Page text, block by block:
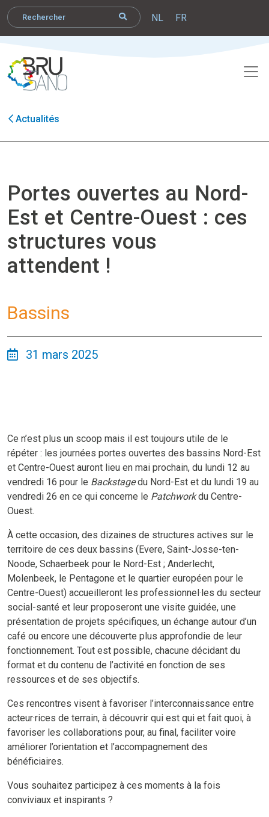
NL FR
Actualités
Portes ouvertes au Nord-
Est et Centre-Ouest : ces
structures vous
attendent !
Bassins
31 mars 2025
Ce n’est plus un scoop mais il est toujours utile de le
répéter : les journées portes ouvertes des bassins Nord-Est
et Centre-Ouest auront lieu en mai prochain, du lundi 12 au
vendredi 16 pour le Backstagedu Nord-Est et du lundi 19 au
vendredi 26 en ce qui concerne le Patchworkdu Centre-
Ouest.
À cette occasion, des dizaines de structures actives sur le
territoire de ces deux bassins (Evere, Saint-Josse-ten-
Noode, Schaerbeek pour le Nord-Est ; Anderlecht,
Molenbeek, le Pentagone et le quartier européen pour le
Centre-Ouest) accueilleront les professionnel·les du secteur
social-santé et leur proposeront une visite guidée, une
présentation de projets spécifiques, un échange autour d’un
café ou encore une découverte plus approfondie de leur
fonctionnement. Tout est possible, chacune décidant du
format et du contenu de l’activité en fonction de ses
ressources et de ses objectifs.
Ces rencontres visent à favoriser l’interconnaissance entre
acteur·rices de terrain, à découvrir qui est qui et fait quoi, à
favoriser les collaborations pour, au final, faciliter voire
améliorer l’orientation et l’accompagnement des
bénéficiaires.
Vous souhaitez participez à ces moments à la fois
conviviaux et inspirants ?